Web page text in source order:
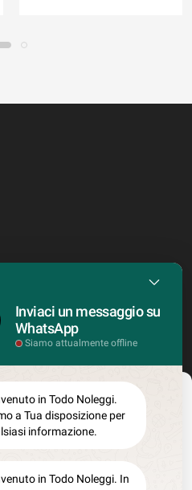
Consenso
tecnologie come i cookie per
del dispositivo. Il consenso a
dati come il comportamento di
Non acconsentire o ritirare il
su alcune caratteristiche e funzioni.
- Acireale (CT)
O YNU (Lettera )
Inviaci un messaggio su
WhatsApp
Siamo attualmente offline
in Todo Noleggi.
a Tua disposizione per
informazione.
in Todo Noleggi. In